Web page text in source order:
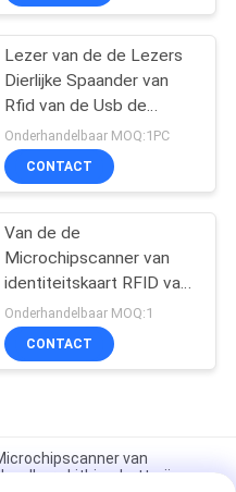
Lezer van de de Lezers
Dierlijke Spaander van
Rfid van de Usb de
Verbindende Kabel
Slimme
Onderhandelbaar MOQ:1PC
CONTACT
Van de de
Microchipscanner van
identiteitskaart RFID van
ISO de Dierlijke van de
Lezingsdeivce FOFIA
PT200 Lezer ID64
Onderhandelbaar MOQ:1
CONTACT
van
Lithiumbatterij